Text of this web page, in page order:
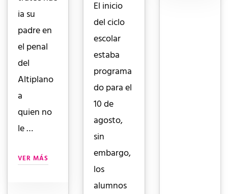
ia su
padre en
el penal
del
Altiplano
a
quien no
le …
VER MÁS
El inicio
del ciclo
escolar
estaba
programa
do para el
10 de
agosto,
sin
embargo,
los
alumnos